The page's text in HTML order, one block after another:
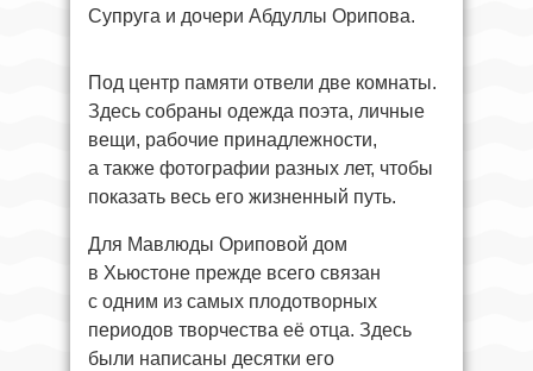
Супруга и дочери Абдуллы Орипова.
Под центр памяти отвели две комнаты.
Здесь собраны одежда поэта, личные
вещи, рабочие принадлежности,
а также фотографии разных лет, чтобы
показать весь его жизненный путь.
Для Мавлюды Ориповой дом
в Хьюстоне прежде всего связан
с одним из самых плодотворных
периодов творчества её отца. Здесь
были написаны десятки его